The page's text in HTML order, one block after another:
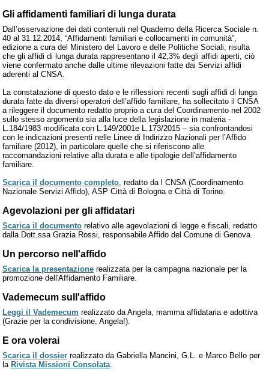
Gli affidamenti familiari di lunga durata
Dall’osservazione dei dati contenuti nel Quaderno della Ricerca Sociale n.
40 al 31.12.2014, “Affidamenti familiari e collocamenti in comunità”,
edizione a cura del Ministero del Lavoro e delle Politiche Sociali, risulta
che gli affidi di lunga durata rappresentano il 42,3% degli affidi aperti, ciò
viene confermato anche dalle ultime rilevazioni fatte dai Servizi affidi
aderenti al CNSA.
La constatazione di questo dato e le riflessioni recenti sugli affidi di lunga
durata fatte da diversi operatori dell’affido familiare, ha sollecitato il CNSA
a rileggere il documento redatto proprio a cura del Coordinamento nel 2002
sullo stesso argomento sia alla luce della legislazione in materia -
L.184/1983 modificata con L.149/2001e L.173/2015 – sia confrontandosi
con le indicazioni presenti nelle Linee di Indirizzo Nazionali per l’Affido
familiare (2012), in particolare quelle che si riferiscono alle
raccomandazioni relative alla durata e alle tipologie dell’affidamento
familiare.
Scarica il documento completo, redatto da l CNSA (Coordinamento
Nazionale Servizi Affido), ASP Città di Bologna e Città di Torino.
Agevolazioni per gli affidatari
Scarica il documento relativo alle agevolazioni di legge e fiscali, redatto
dalla Dott.ssa Grazia Rossi, responsabile Affido del Comune di Genova.
Un percorso nell'affido
Scarica la presentazione realizzata per la campagna nazionale per la
promozione dell'Affidamento Familiare.
Vademecum sull'affido
Leggi il Vademecum realizzato da Angela, mamma affidataria e adottiva
(Grazie per la condivisione, Angela!).
E ora volerai
Scarica il dossier realizzato da Gabriella Mancini, G.L. e Marco Bello per
la Rivista Missioni Consolata.